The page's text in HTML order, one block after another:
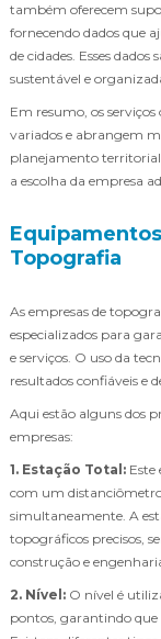
também oferecem
fornecendo dados que
de cidades. Esses
sustentável e
Em resumo, os
variados e abrangem
planejamento
a escolha da empresa
Topografia
As empresas de
especializados para
e serviços. O uso da
resultados confiáveis e
Aqui estão alguns dos
empresas:
1. Estação Total:
com um
simultaneamente. A
topográficos precisos,
construção e
2. Nível: O nível é
pontos, garantindo que